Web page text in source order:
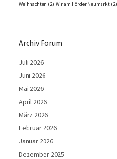
Weihnachten (2) Wir am Hörder Neumarkt (2)
Archiv Forum
Juli 2026
Juni 2026
Mai 2026
April 2026
März 2026
Februar 2026
Januar 2026
Dezember 2025